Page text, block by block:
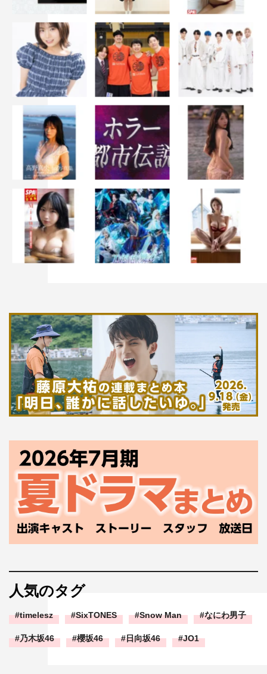
人気のタグ
timelesz SixTONES Snow Man なにわ男子
乃木坂46 櫻坂46 日向坂46 JO1